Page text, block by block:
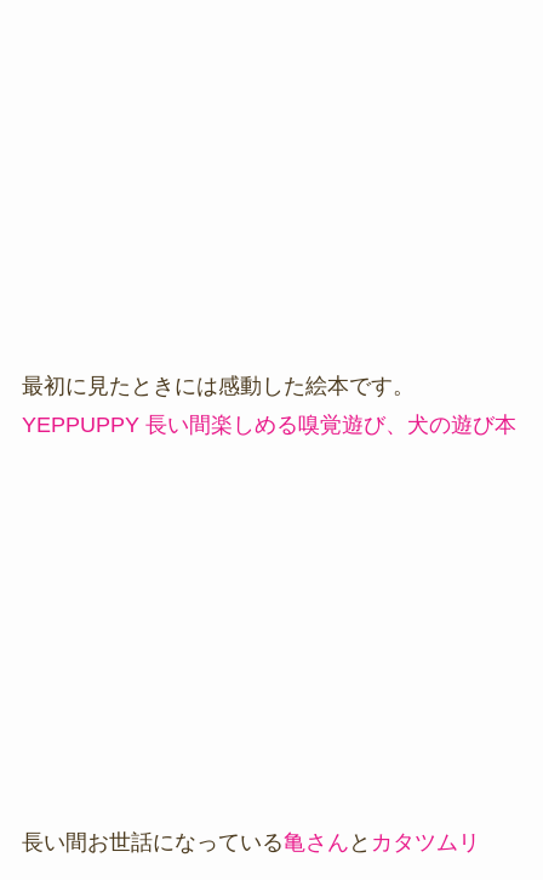
最初に見たときには感動した絵本です。
YEPPUPPY 長い間楽しめる嗅覚遊び、犬の遊び本
長い間お世話になっている亀さん と カタツムリ